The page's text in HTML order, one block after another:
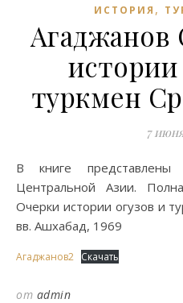
ИСТОРИЯ ,
Агаджанов
истории
туркмен
7
В книге представлены материалы по истории
Центральной Азии.
Очерки истории огузов и
вв. Ашхабад, 1969
Агаджанов2 Скачать
от admin